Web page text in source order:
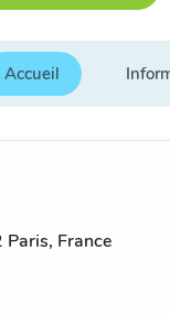
Accueil
France